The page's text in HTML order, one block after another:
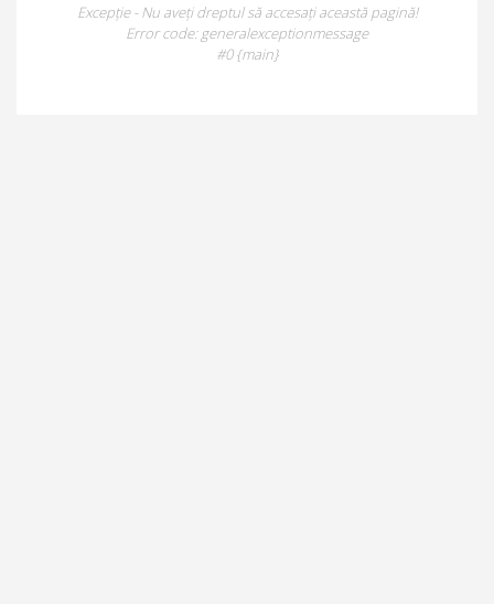
Excepție - Nu aveți dreptul să accesați această pagină!
Error code: generalexceptionmessage
#0 {main}